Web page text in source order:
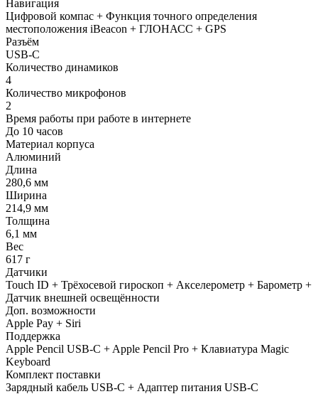
Навигация
Цифровой компас + Функция точного определения
местоположения iBeacon + ГЛОНАСС + GPS
Разъём
USB‑C
Количество динамиков
4
Количество микрофонов
2
Время работы при работе в интернете
До 10 часов
Материал корпуса
Алюминий
Длина
280,6 мм
Ширина
214,9 мм
Толщина
6,1 мм
Вес
617 г
Датчики
Touch ID + Трёхосевой гироскоп + Акселерометр + Барометр +
Датчик внешней освещённости
Доп. возможности
Apple Pay + Siri
Поддержка
Apple Pencil USB-C + Apple Pencil Pro + Клавиатура Magic
Keyboard
Комплект поставки
Зарядный кабель USB‑C + Адаптер питания USB‑C